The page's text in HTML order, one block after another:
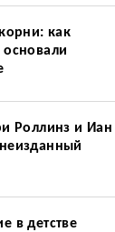
как
Роллинз и Иан
в детстве